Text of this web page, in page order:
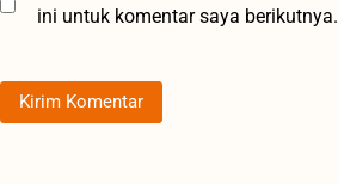
ini untuk komentar saya berikutnya.